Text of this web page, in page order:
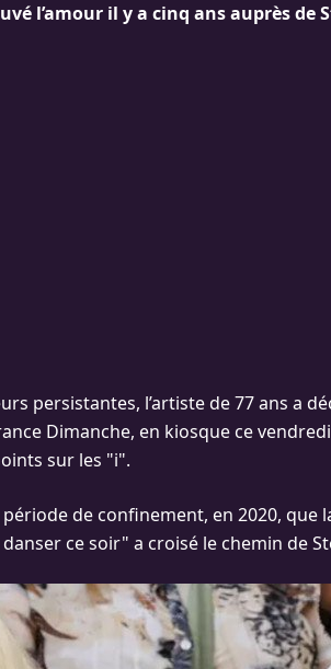
l’amour il y a cinq ans auprès de
persistantes, l’artiste de 77 ans a
Dimanche, en kiosque ce
sur les "i".
période de confinement, en 2020, que
ce soir" a croisé le chemin de